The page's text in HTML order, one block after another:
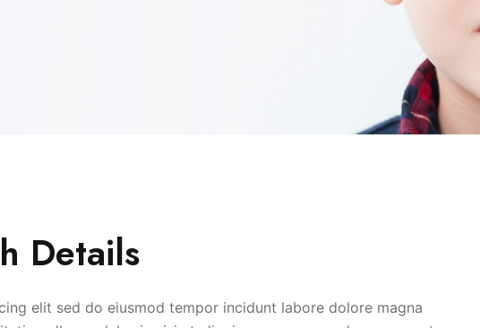
Details
elit sed do eiusmod tempor incidunt labore dolore magna